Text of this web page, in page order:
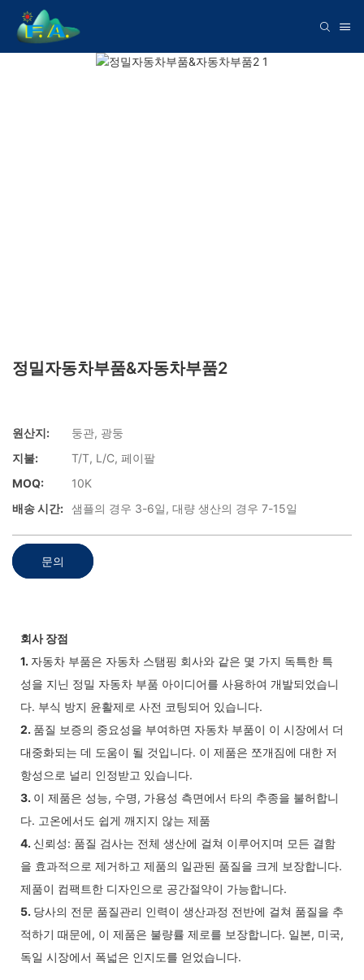
정밀자동차부품&자동차부품2
원산지:
둥관, 광둥
지불:
T/T, L/C, 페이팔
MOQ:
10K
배송 시간: 샘플의 경우 3-6일, 대량 생산의 경우 7-15일
문의
회사 장점
1. 자동차 부품은 자동차 스탬핑 회사와 같은 몇 가지 독특한 특
성을 지닌 정밀 자동차 부품 아이디어를 사용하여 개발되었습니
다. 부식 방지 윤활제로 사전 코팅되어 있습니다.
2. 품질 보증의 중요성을 부여하면 자동차 부품이 이 시장에서 더
대중화되는 데 도움이 될 것입니다. 이 제품은 쪼개짐에 대한 저
항성으로 널리 인정받고 있습니다.
3. 이 제품은 성능, 수명, 가용성 측면에서 타의 추종을 불허합니
다. 고온에서도 쉽게 깨지지 않는 제품
4. 신뢰성: 품질 검사는 전체 생산에 걸쳐 이루어지며 모든 결함
을 효과적으로 제거하고 제품의 일관된 품질을 크게 보장합니다.
제품이 컴팩트한 디자인으로 공간절약이 가능합니다.
5. 당사의 전문 품질관리 인력이 생산과정 전반에 걸쳐 품질을 추
적하기 때문에, 이 제품은 불량률 제로를 보장합니다. 일본, 미국,
독일 시장에서 폭넓은 인지도를 얻었습니다.